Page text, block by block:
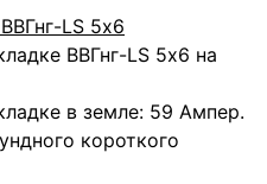
LS 5х6
ВВГнг-LS 5х6 на
в земле: 59 Ампер.
короткого